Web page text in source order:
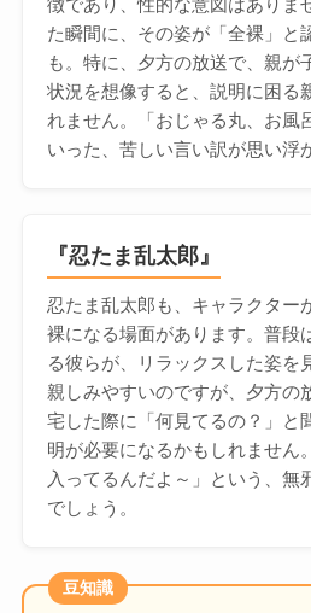
徴であり、性的な意図はありま
た瞬間に、その姿が「全裸」と
も。特に、夕方の放送で、親が
状況を想像すると、説明に困る
れません。「おじゃる丸、お風
いった、苦しい言い訳が思い浮
『忍たま乱太郎』
忍たま乱太郎も、キャラクター
裸になる場面があります。普段
る彼らが、リラックスした姿を
親しみやすいのですが、夕方の
宅した際に「何見てるの？」と
明が必要になるかもしれません
入ってるんだよ～」という、無
でしょう。
豆知識